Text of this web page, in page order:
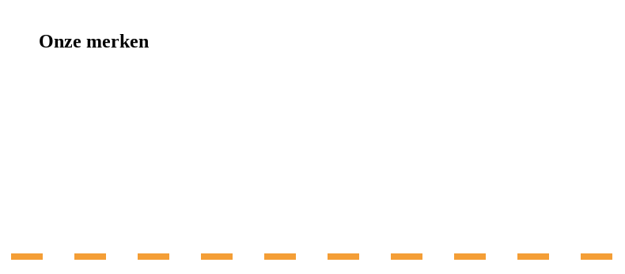
Onze merken